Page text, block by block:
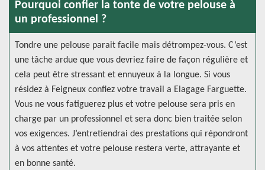
Pourquoi confier la tonte de votre pelouse à
un professionnel ?
Tondre une pelouse parait facile mais détrompez-vous. C’est
une tâche ardue que vous devriez faire de façon régulière et
cela peut être stressant et ennuyeux à la longue. Si vous
résidez à Feigneux confiez votre travail a Elagage Farguette.
Vous ne vous fatiguerez plus et votre pelouse sera pris en
charge par un professionnel et sera donc bien traitée selon
vos exigences. J’entretiendrai des prestations qui répondront
à vos attentes et votre pelouse restera verte, attrayante et
en bonne santé.